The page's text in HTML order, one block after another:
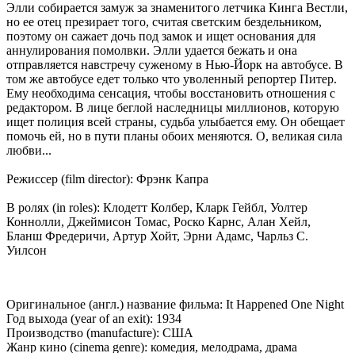
Элли собирается замуж за знаменитого летчика Кинга Вестли,
но ее отец презирает того, считая светским бездельником,
поэтому он сажает дочь под замок и ищет основания для
аннулирования помолвки. Элли удается бежать и она
отправляется навстречу суженому в Нью-Йорк на автобусе. В
том же автобусе едет только что уволенный репортер Питер.
Ему необходима сенсация, чтобы восстановить отношения с
редактором. В лице беглой наследницы миллионов, которую
ищет полиция всей страны, судьба улыбается ему. Он обещает
помочь ей, но в пути планы обоих меняются. О, великая сила
любви...
Режиссер (film director): Фрэнк Капра
В ролях (in roles): Клодетт Колбер, Кларк Гейбл, Уолтер
Коннолли, Джеймисон Томас, Роско Карнс, Алан Хейл,
Бланш Фредеричи, Артур Хойт, Эрни Адамс, Чарльз С.
Уилсон
Оригинальное (англ.) название фильма: It Happened One Night
Год выхода (year of an exit): 1934
Производство (manufacture): США
Жанр кино (cinema genre): комедия, мелодрама, драма